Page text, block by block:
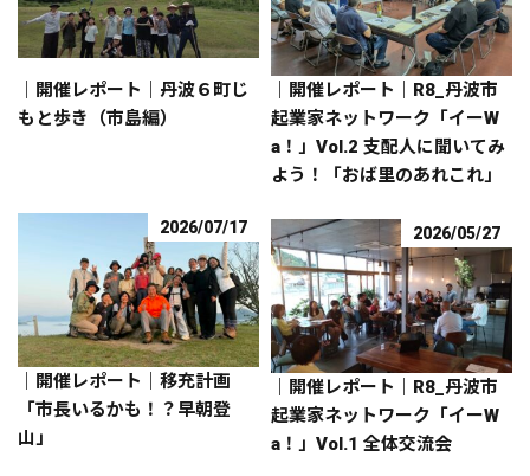
｜開催レポート｜丹波６町じ
もと歩き（市島編）
｜開催レポート｜R8_丹波市
起業家ネットワーク「イーW
a！」Vol.2 支配人に聞いてみ
よう！「おば里のあれこれ」
2026/07/17
｜開催レポート｜移充計画
「市長いるかも！？早朝登
山」
2026/05/27
｜開催レポート｜R8_丹波市
起業家ネットワーク「イーW
a！」Vol.1 全体交流会